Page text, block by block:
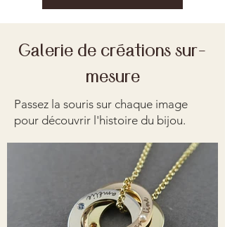
Galerie de créations sur-
mesure
Passez la souris sur chaque image
pour découvrir l'histoire du bijou.